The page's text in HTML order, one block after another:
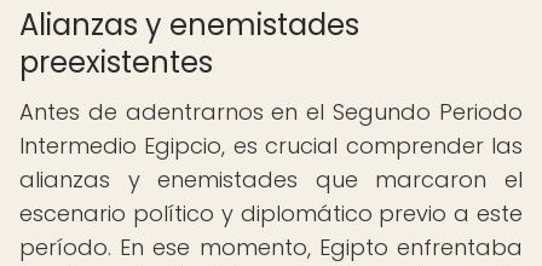
Alianzas y enemistades
preexistentes
Antes de adentrarnos en el Segundo Periodo
Intermedio Egipcio, es crucial comprender las
alianzas y enemistades que marcaron el
escenario político y diplomático previo a este
período. En ese momento, Egipto enfrentaba